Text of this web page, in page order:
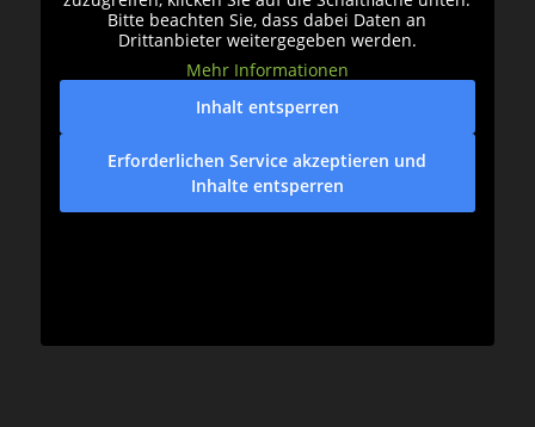
Bitte beachten Sie, dass dabei Daten an
Drittanbieter weitergegeben werden.
Mehr Informationen
Inhalt entsperren
Erforderlichen Service akzeptieren und
Inhalte entsperren